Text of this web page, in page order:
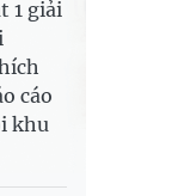
1 giải
cáo
khu